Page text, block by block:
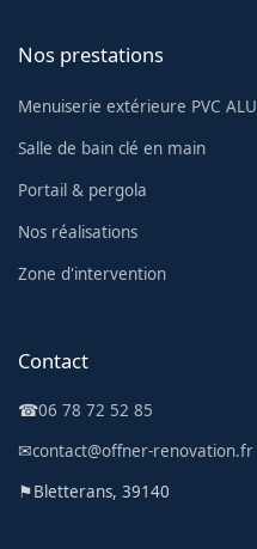
Nos prestations
Menuiserie extérieure PVC ALU
Salle de bain clé en main
Portail & pergola
Nos réalisations
Zone d'intervention
Contact
☎06 78 72 52 85
✉contact@offner-renovation.fr
⚑Bletterans, 39140